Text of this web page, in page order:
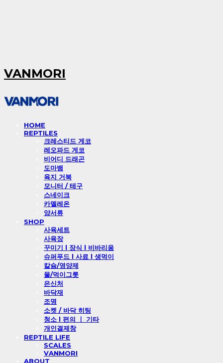
VANMORI
HOME
REPTILES
크레스티드 게코
레오파드 게코
비어디 드래곤
도마뱀
육지 거북
모니터 / 테구
스네이크
카멜레온
양서류
SHOP
사육세트
사육장
꾸미기 l 장식 l 비바리움
슈퍼푸드 l 사료 l 생먹이
칼슘/영양제
물/먹이그릇
은신처
바닥재
조명
소켓 / 바닥 히팅
청소 l 편의 ㅣ 기타
개인결제창
REPTILE LIFE
SCALES
VANMORI
ABOUT